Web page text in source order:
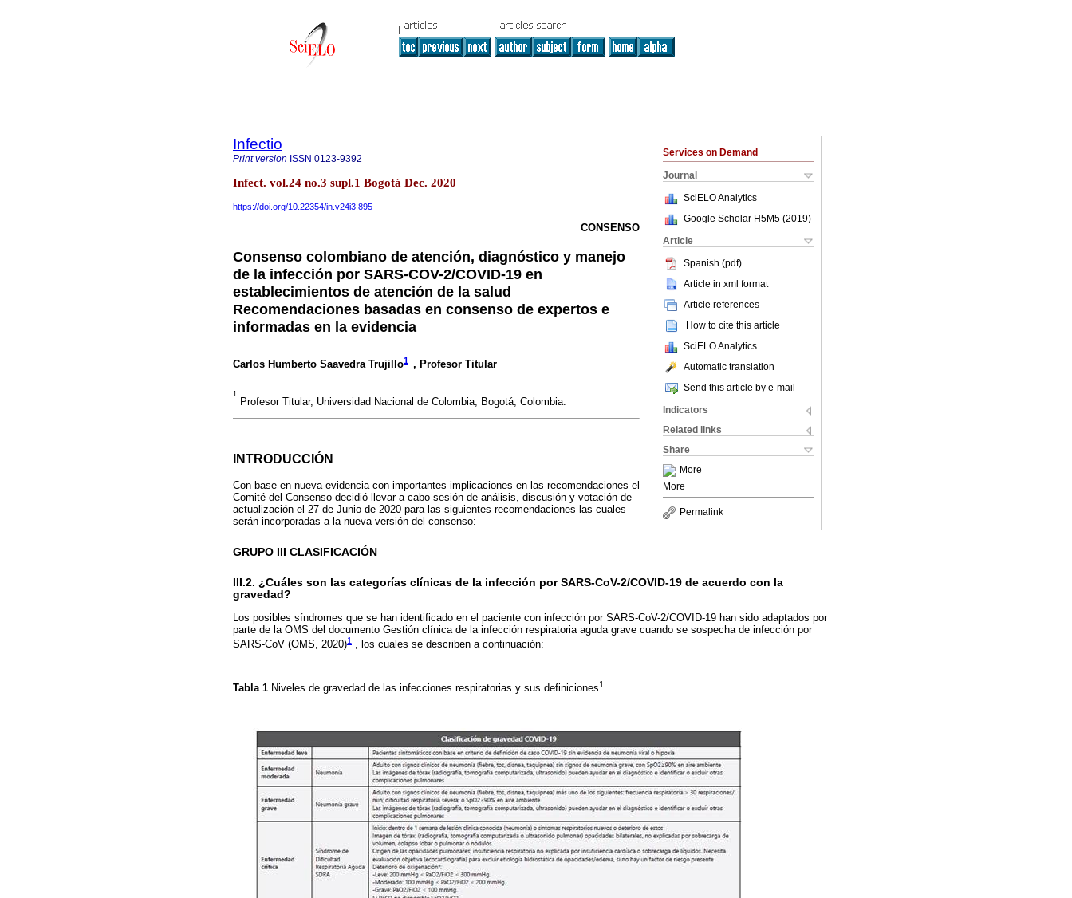
Services on Demand
Journal
SciELO Analytics
Google Scholar H5M5 (2019)
Article
Spanish (pdf)
Article in xml format
Article references
How to cite this article
SciELO Analytics
Automatic translation
Send this article by e-mail
Indicators
Related links
Share
More
More
Permalink
Infectio
Print version ISSN 0123-9392
Infect. vol.24 no.3 supl.1 Bogotá Dec. 2020
https://doi.org/10.22354/in.v24i3.895
CONSENSO
Consenso colombiano de atención, diagnóstico y manejo
de la infección por SARS-COV-2/COVID-19 en
establecimientos de atención de la salud
Recomendaciones basadas en consenso de expertos e
informadas en la evidencia
Carlos Humberto Saavedra Trujillo1 , Profesor Titular
1
Profesor Titular, Universidad Nacional de Colombia, Bogotá, Colombia.
INTRODUCCIÓN
Con base en nueva evidencia con importantes implicaciones en las recomendaciones el
Comité del Consenso decidió llevar a cabo sesión de análisis, discusión y votación de
actualización el 27 de Junio de 2020 para las siguientes recomendaciones las cuales
serán incorporadas a la nueva versión del consenso:
GRUPO III CLASIFICACIÓN
III.2. ¿Cuáles son las categorías clínicas de la infección por SARS-CoV-2/COVID-19 de acuerdo con la
gravedad?
Los posibles síndromes que se han identificado en el paciente con infección por SARS-CoV-2/COVID-19 han sido adaptados por
parte de la OMS del documento Gestión clínica de la infección respiratoria aguda grave cuando se sospecha de infección por
SARS-CoV (OMS, 2020)1 , los cuales se describen a continuación:
Tabla 1 Niveles de gravedad de las infecciones respiratorias y sus definiciones1